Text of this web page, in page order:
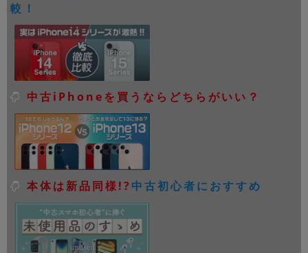
較！
中古iPhoneを買うならどちらがいい？
本体は新品同様!? 中古初心者におすすめ